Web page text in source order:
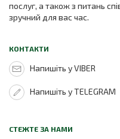
послуг, а також з питань
зручний для вас час.
КОНТАКТИ
Напишіть у VIBER
Напишіть у TELEGRAM
СТЕЖТЕ ЗА НАМИ